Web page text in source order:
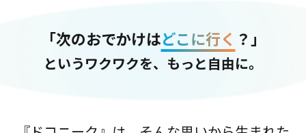
「次のおでかけはどこに行く ？」
というワクワクを、もっと自由に。